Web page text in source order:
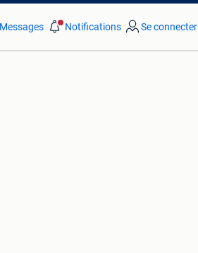
Messages Notifications Se connecter